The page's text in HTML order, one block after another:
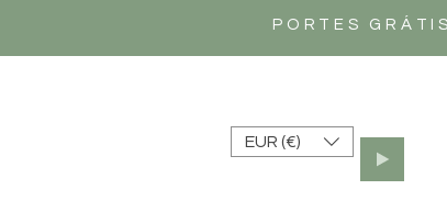
PORTES
EUR (€)